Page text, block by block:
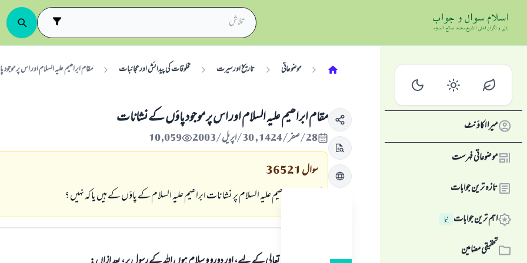
میرا اکاؤنٹ
موضوعاتی فہرست
تازہ ترین جوابات
اہم ترین جوابات نِیا
تحقیقی مضامین
موضوعاتی تاریخ اورسیرت مخلوقات کی پیدائش اورعجائبات مقام ابراھیم علیہ السلام اور اس پر موجود پا‎ؤں کے نشانات
مقام ابراھیم علیہ السلام اور اس پر موجود پا‎ؤں کے نشانات
28/صفر/1424 , 30/اپریل/2003 10,059
سوال36521
کیامقام ابراھیم علیہ السلام پر نشانات ابراھیم علیہ السلام کے پاؤں کے ہیں یا کہ نہیں ؟